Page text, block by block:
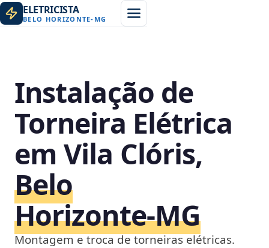
ELETRICISTA
BELO HORIZONTE- MG
Instalação de
Torneira Elétrica
em Vila Clóris,
Belo
Horizonte‑MG
Montagem e troca de torneiras elétricas.